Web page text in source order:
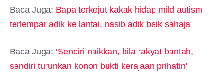
Baca Juga: Bapa terkejut kakak hidap mild autism
terlempar adik ke lantai, nasib adik baik sahaja
Baca Juga: ‘Sendiri naikkan, bila rakyat bantah,
sendiri turunkan konon bukti kerajaan prihatin’